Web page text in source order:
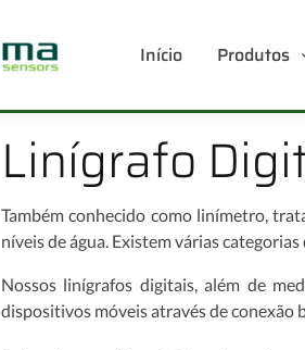
Início Produtos
Linígrafo
Também conhecido como linímetro,
níveis de água. Existem várias
Nossos linígrafos digitais, além de
dispositivos móveis através de conexão